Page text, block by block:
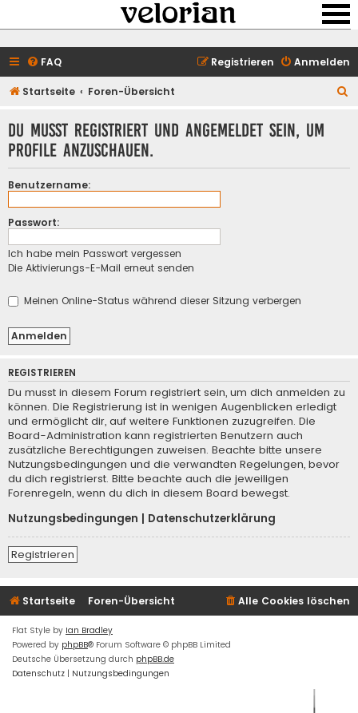
FAQ Anmelden
Registrieren
Startseite Foren-Übersicht
Du musst registriert und angemeldet sein, um
Profile anzuschauen.
Benutzername:
Passwort:
Ich habe mein Passwort vergessen
Die Aktivierungs-E-Mail erneut senden
Meinen Online-Status während dieser Sitzung verbergen
REGISTRIEREN
Du musst in diesem Forum registriert sein, um dich anmelden zu
können. Die Registrierung ist in wenigen Augenblicken erledigt
und ermöglicht dir, auf weitere Funktionen zuzugreifen. Die
Board-Administration kann registrierten Benutzern auch
zusätzliche Berechtigungen zuweisen. Beachte bitte unsere
Nutzungsbedingungen und die verwandten Regelungen, bevor
du dich registrierst. Bitte beachte auch die jeweiligen
Forenregeln, wenn du dich in diesem Board bewegst.
Nutzungsbedingungen | Datenschutzerklärung
Registrieren
Startseite Foren-Übersicht Alle Cookies löschen
Flat Style by Ian Bradley
Powered by phpBB® Forum Software © phpBB Limited
Deutsche Übersetzung durch phpBB.de
Datenschutz | Nutzungsbedingungen